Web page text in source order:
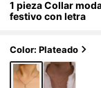
1 pieza Collar
festivo con letra
Color: Plateado